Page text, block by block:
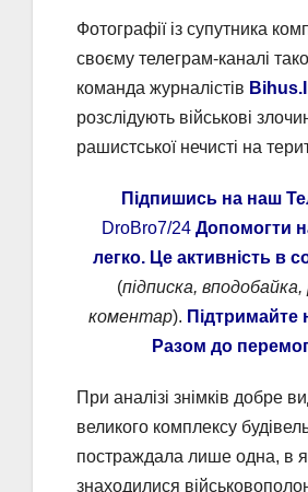
Фотографії із супутника
своєму телеграм-каналі
команда журналістів
розслідують військові
рашистської нечисті на
Підпишись на наш
DroBro7/24 Допомогти
легко. Це активність в
(підписка,
коментар). Підтримайте
Разом до
При аналізі знімків добре
великого комплексу
постраждала лише одна, в
знаходилися